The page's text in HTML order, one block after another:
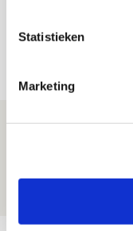
Statistieken
Marketing
‘voetbaltempel’
Brandt heeft